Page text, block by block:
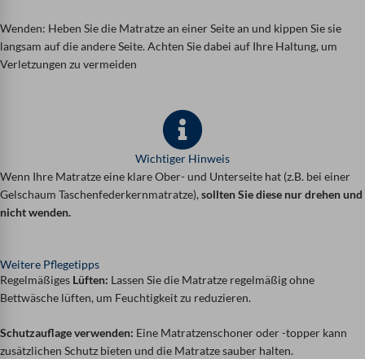
Wenden: Heben Sie die Matratze an einer Seite an und kippen Sie sie
langsam auf die andere Seite. Achten Sie dabei auf Ihre Haltung, um
Verletzungen zu vermeiden
Wichtiger Hinweis
Wenn Ihre Matratze eine klare Ober- und Unterseite hat (z.B. bei einer
Gelschaum Taschenfederkernmatratze), sollten Sie diese nur drehen und
nicht wenden.
Weitere Pflegetipps
Regelmäßiges Lüften: Lassen Sie die Matratze regelmäßig ohne
Bettwäsche lüften, um Feuchtigkeit zu reduzieren.
Schutzauflage verwenden: Eine Matratzenschoner oder -topper kann
zusätzlichen Schutz bieten und die Matratze sauber halten.